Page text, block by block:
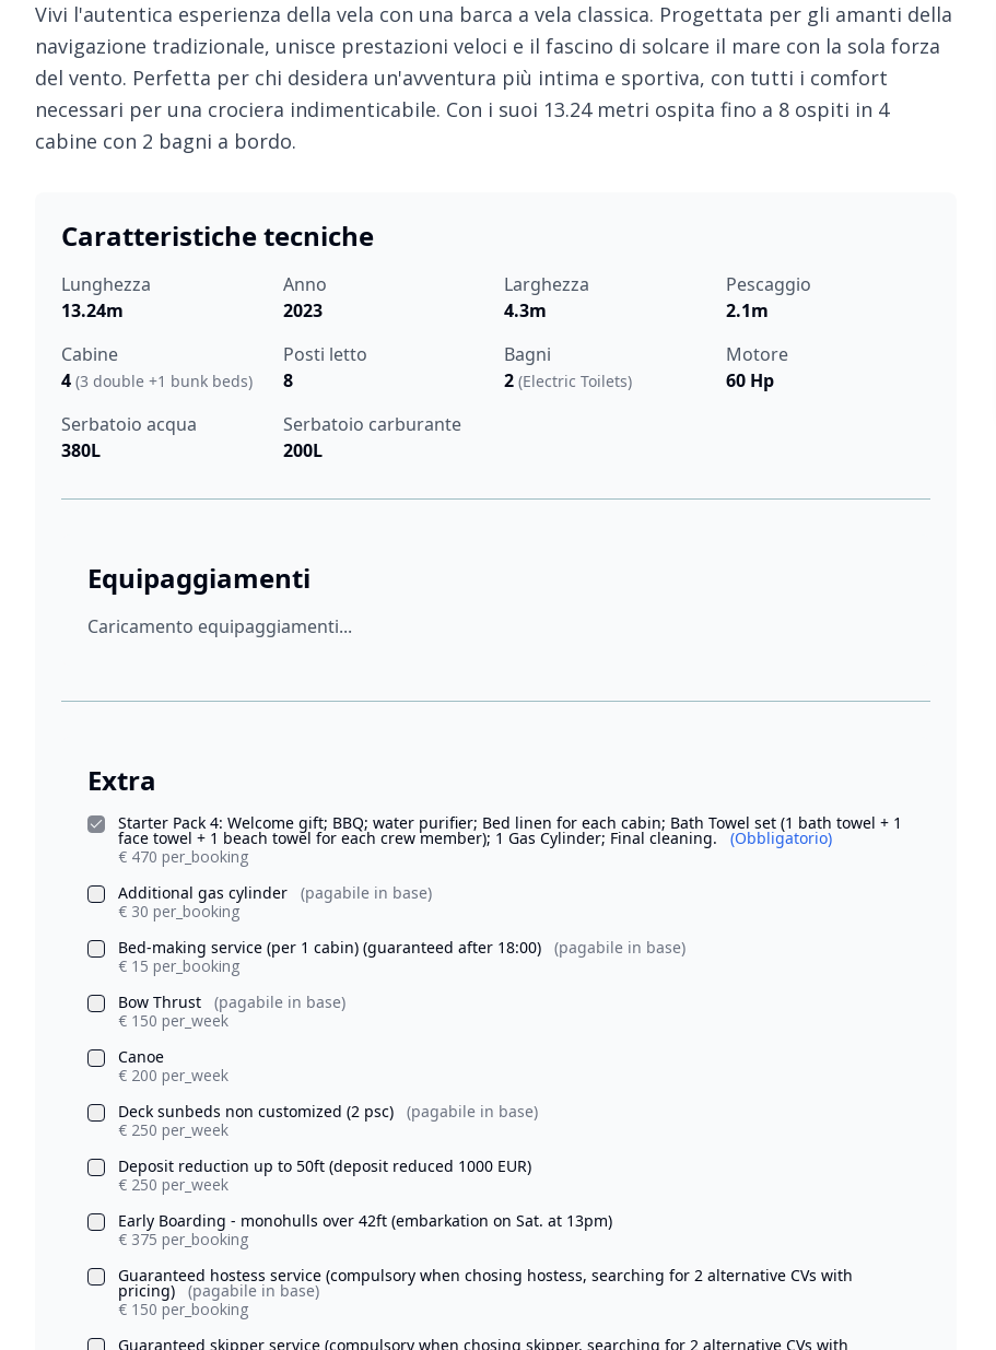
Vivi l'autentica esperienza della vela con una barca a vela classica. Progettata per gli amanti della
navigazione tradizionale, unisce prestazioni veloci e il fascino di solcare il mare con la sola forza
del vento. Perfetta per chi desidera un'avventura più intima e sportiva, con tutti i comfort
necessari per una crociera indimenticabile. Con i suoi 13.24 metri ospita fino a 8 ospiti in 4
cabine con 2 bagni a bordo.
Caratteristiche tecniche
Lunghezza
13.24m
Anno
2023
Larghezza
4.3m
Pescaggio
2.1m
Cabine
4 (3 double +1 bunk beds)
Posti letto
8
Bagni
2(Electric Toilets)
Motore
60 Hp
Serbatoio acqua
380L
Serbatoio carburante
200L
Equipaggiamenti
Caricamento equipaggiamenti...
Extra
Starter Pack 4: Welcome gift; BBQ; water purifier; Bed linen for each cabin; Bath Towel set (1 bath towel + 1
face towel + 1 beach towel for each crew member); 1 Gas Cylinder; Final cleaning.
(Obbligatorio)
€ 470 per_booking
Additional gas cylinder
(pagabile in base)
€ 30 per_booking
Bed-making service (per 1 cabin) (guaranteed after 18:00)
(pagabile in base)
€ 15 per_booking
Bow Thrust
(pagabile in base)
€ 150 per_week
Canoe
€ 200 per_week
Deck sunbeds non customized (2 psc)
(pagabile in base)
€ 250 per_week
Deposit reduction up to 50ft (deposit reduced 1000 EUR)
€ 250 per_week
Early Boarding - monohulls over 42ft (embarkation on Sat. at 13pm)
€ 375 per_booking
Guaranteed hostess service (compulsory when chosing hostess, searching for 2 alternative CVs with
pricing)
(pagabile in base)
€ 150 per_booking
Guaranteed skipper service (compulsory when chosing skipper, searching for 2 alternative CVs with